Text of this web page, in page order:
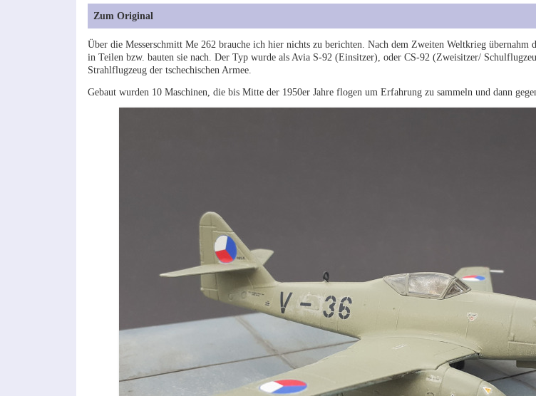
Zum Original
Über die Messerschmitt Me 262 brauche ich hier nichts zu berichten. Nach dem Zweiten Weltkrieg übernahm
in Teilen bzw. bauten sie nach. Der Typ wurde als Avia S-92 (Einsitzer), oder CS-92 (Zweisitzer/
Strahlflugzeug der tschechischen Armee.
Gebaut wurden 10 Maschinen, die bis Mitte der 1950er Jahre flogen um Erfahrung zu sammeln und dann